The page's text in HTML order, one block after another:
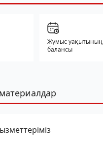
Жұмыс уақытының
балансы